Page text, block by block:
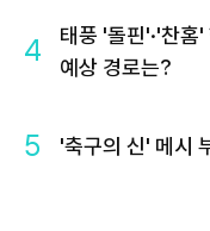
4
태풍 '돌핀'·'찬홈
예상 경로는?
5 '축구의 신' 메시